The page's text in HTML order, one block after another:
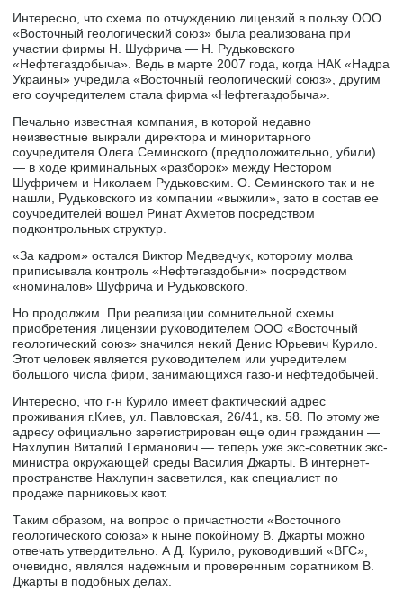
Интересно, что схема по отчуждению лицензий в пользу ООО
«Восточный геологический союз» была реализована при
участии фирмы Н. Шуфрича — Н. Рудьковского
«Нефтегаздобыча». Ведь в марте 2007 года, когда НАК «Надра
Украины» учредила «Восточный геологический союз», другим
его соучредителем стала фирма «Нефтегаздобыча».
Печально известная компания, в которой недавно
неизвестные выкрали директора и миноритарного
соучредителя Олега Семинского (предположительно, убили)
— в ходе криминальных «разборок» между Нестором
Шуфричем и Николаем Рудьковским. О. Семинского так и не
нашли, Рудьковского из компании «выжили», зато в состав ее
соучредителей вошел Ринат Ахметов посредством
подконтрольных структур.
«За кадром» остался Виктор Медведчук, которому молва
приписывала контроль «Нефтегаздобычи» посредством
«номиналов» Шуфрича и Рудьковского.
Но продолжим. При реализации сомнительной схемы
приобретения лицензии руководителем ООО «Восточный
геологический союз» значился некий Денис Юрьевич Курило.
Этот человек является руководителем или учредителем
большого числа фирм, занимающихся газо-и нефтедобычей.
Интересно, что г-н Курило имеет фактический адрес
проживания г.Киев, ул. Павловская, 26/41, кв. 58. По этому же
адресу официально зарегистрирован еще один гражданин —
Нахлупин Виталий Германович — теперь уже экс-советник экс-
министра окружающей среды Василия Джарты. В интернет-
пространстве Нахлупин засветился, как специалист по
продаже парниковых квот.
Таким образом, на вопрос о причастности «Восточного
геологического союза» к ныне покойному В. Джарты можно
отвечать утвердительно. А Д. Курило, руководивший «ВГС»,
очевидно, являлся надежным и проверенным соратником В.
Джарты в подобных делах.